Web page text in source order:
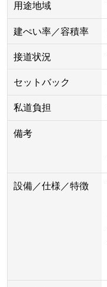
用途地域
建ぺい率／容積率
接道状況
セットバック
私道負担
備考
設備／仕様／特徴